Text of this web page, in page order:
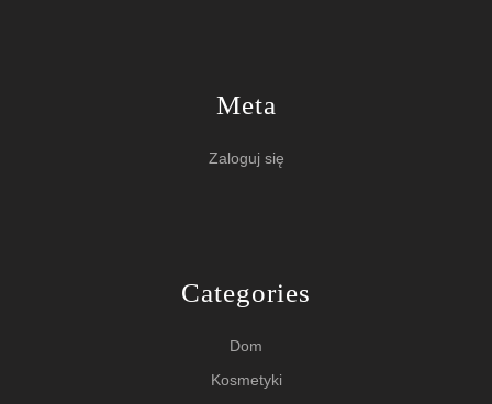
Meta
Zaloguj się
Categories
Dom
Kosmetyki